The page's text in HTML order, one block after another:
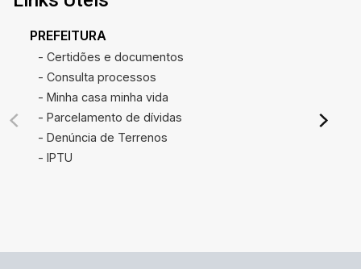
PREFEITURA
- Certidões e documentos
- Consulta processos
- Minha casa minha vida
- Parcelamento de dívidas
- Denúncia de Terrenos
- IPTU